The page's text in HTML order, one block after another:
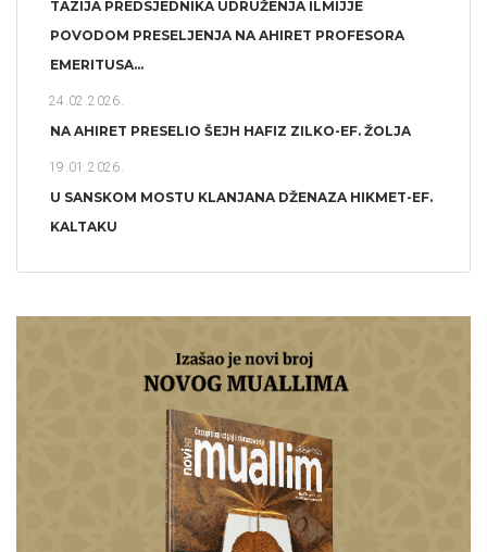
TAZIJA PREDSJEDNIKA UDRUŽENJA ILMIJJE
POVODOM PRESELJENJA NA AHIRET PROFESORA
EMERITUSA...
24.02.2026.
NA AHIRET PRESELIO ŠEJH HAFIZ ZILKO-EF. ŽOLJA
19.01.2026.
U SANSKOM MOSTU KLANJANA DŽENAZA HIKMET-EF.
KALTAKU